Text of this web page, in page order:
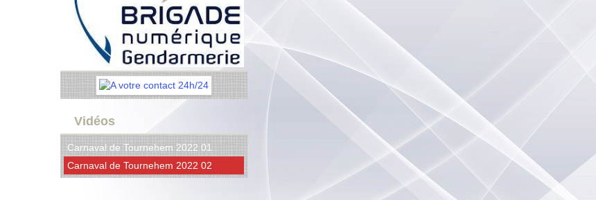
Vidéos
Carnaval de Tournehem 2022 01
Carnaval de Tournehem 2022 02